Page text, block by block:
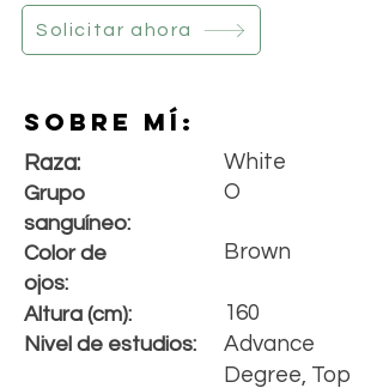
Solicitar ahora
Sobre mí:
Raza:
Grupo
sanguíneo:
Color de
ojos:
Altura (cm):
Nivel de estudios:
White
O
Brown
160
Advance
Degree, Top